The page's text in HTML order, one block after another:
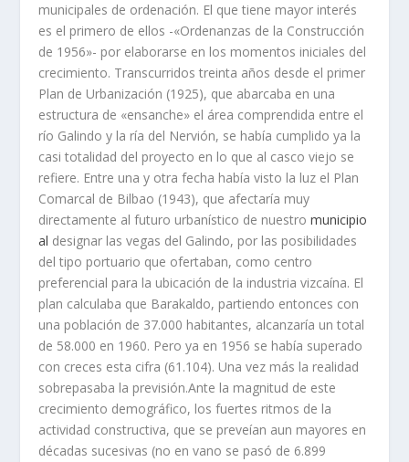
municipales de ordenación. El que tiene mayor interés
es el primero de ellos -«Ordenanzas de la Construcción
de 1956»- por elaborarse en los momentos iniciales del
crecimiento. Transcurridos treinta años desde el primer
Plan de Urbanización (1925), que abarcaba en una
estructura de «ensanche» el área comprendida entre el
rí­o Galindo y la rí­a del Nervión, se habí­a cumplido ya la
casi totalidad del proyecto en lo que al casco viejo se
refiere. Entre una y otra fecha habí­a visto la luz el Plan
Comarcal de Bilbao (1943), que afectarí­a muy
directamente al futuro urbaní­s­tico de nuestromunicipio
al designar las vegas del Galindo, por las posibilidades
del tipo portuario que ofertaban, como centro
preferencial para la ubicación de la industria vizcaí­na. El
plan calculaba que Barakaldo, partiendo entonces con
una población de 37.000 habitantes, alcanzarí­a un total
de 58.000 en 1960. Pero ya en 1956 se habí­a superado
con creces esta cifra (61.104). Una vez más la realidad
sobrepasaba la previsión.Ante la magnitud de este
crecimiento demográfico, los fuertes ritmos de la
actividad constructiva, que se preveí­an aun mayores en
décadas sucesivas (no en vano se pasó de 6.899